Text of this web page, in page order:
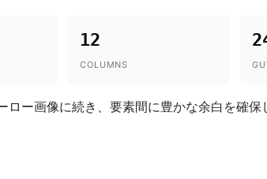
12
COLUMNS
ロー画像に続き、要素間に豊かな余白を確保